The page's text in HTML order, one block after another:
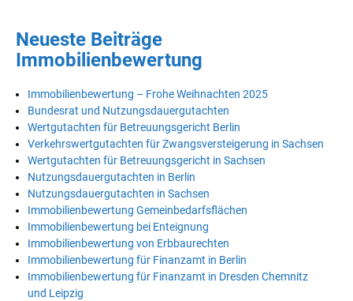
Neueste Beiträge
Immobilienbewertung
Immobilienbewertung – Frohe Weihnachten 2025
Bundesrat und Nutzungsdauergutachten
Wertgutachten für Betreuungsgericht Berlin
Verkehrswertgutachten für Zwangsversteigerung in Sachsen
Wertgutachten für Betreuungsgericht in Sachsen
Nutzungsdauergutachten in Berlin
Nutzungsdauergutachten in Sachsen
Immobilienbewertung Gemeinbedarfsflächen
Immobilienbewertung bei Enteignung
Immobilienbewertung von Erbbaurechten
Immobilienbewertung für Finanzamt in Berlin
Immobilienbewertung für Finanzamt in Dresden Chemnitz
und Leipzig